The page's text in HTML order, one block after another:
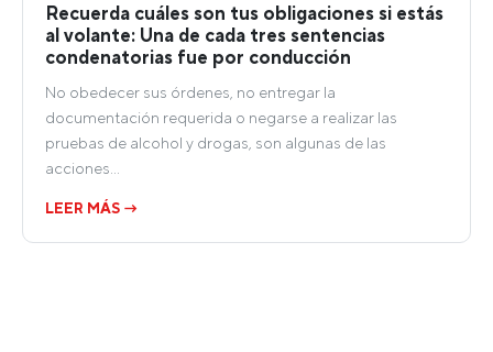
Recuerda cuáles son tus obligaciones si estás
al volante: Una de cada tres sentencias
condenatorias fue por conducción
No obedecer sus órdenes, no entregar la
documentación requerida o negarse a realizar las
pruebas de alcohol y drogas, son algunas de las
acciones…
LEER MÁS →